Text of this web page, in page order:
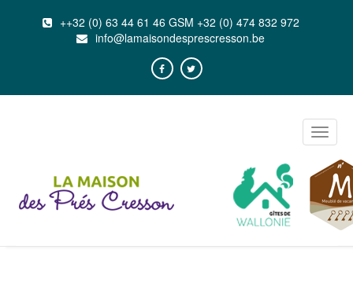
++32 (0) 63 44 61 46 GSM +32 (0) 474 832 972
info@lamaisondesprescresson.be
Toggle